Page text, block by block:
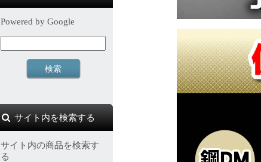
Powered by Google
サイト内を検索する
サイト内の商品を検索す
る